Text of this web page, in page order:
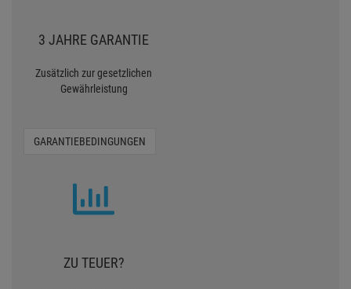
3 JAHRE GARANTIE
Zusätzlich zur gesetzlichen
Gewährleistung
GARANTIEBEDINGUNGEN
ZU TEUER?